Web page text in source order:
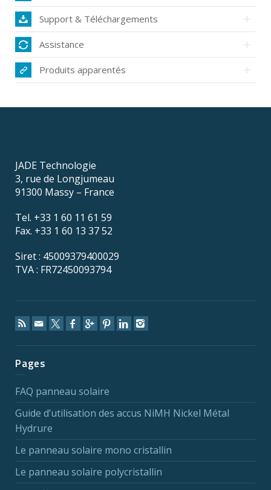
Support & Téléchargements
Assistance
Produits apparentés
JADE Technologie
3, rue de Longjumeau
91300 Massy – France
Tel. +33 1 60 11 61 59
Fax. +33 1 60 13 37 52
Siret : 45009379400029
TVA : FR72450093794
Pages
FAQ panneau solaire
Guide d’utilisation des accus NiMH Nickel Métal
Hydrure
Le panneau solaire mono cristallin
Le panneau solaire polycristallin